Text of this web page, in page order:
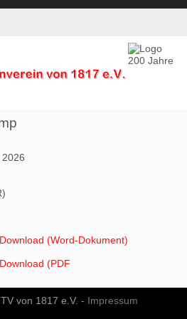
2026
d (Word-Dokument)
d (PDF
von 1817 e.V. - Impressum